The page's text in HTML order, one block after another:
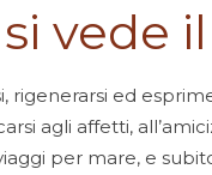
vede
ed
agli affetti,
per mare, e